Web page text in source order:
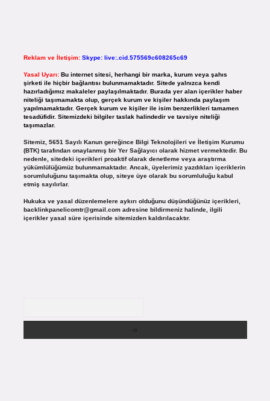
Reklam ve İletişim: Skype: live:.cid.575569c608265c69
Yasal Uyarı: Bu internet sitesi, herhangi bir marka, kurum veya şahıs
şirketi ile hiçbir bağlantısı bulunmamaktadır. Sitede yalnızca kendi
hazırladığımız makaleler paylaşılmaktadır. Burada yer alan içerikler haber
niteliği taşımamakta olup, gerçek kurum ve kişiler hakkında paylaşım
yapılmamaktadır. Gerçek kurum ve kişiler ile isim benzerlikleri tamamen
tesadüfidir. Sitemizdeki bilgiler taslak halindedir ve tavsiye niteliği
taşımazlar.
Sitemiz, 5651 Sayılı Kanun gereğince Bilgi Teknolojileri ve İletişim Kurumu
(BTK) tarafından onaylanmış bir Yer Sağlayıcı olarak hizmet vermektedir. Bu
nedenle, sitedeki içerikleri proaktif olarak denetleme veya araştırma
yükümlülüğümüz bulunmamaktadır. Ancak, üyelerimiz yazdıkları içeriklerin
sorumluluğunu taşımakta olup, siteye üye olarak bu sorumluluğu kabul
etmiş sayılırlar.
Hukuka ve yasal düzenlemelere aykırı olduğunu düşündüğünüz içerikleri,
backlinkpanelicomtr@gmail.comadresine bildirmeniz halinde, ilgili
içerikler yasal süre içerisinde sitemizden kaldırılacaktır.